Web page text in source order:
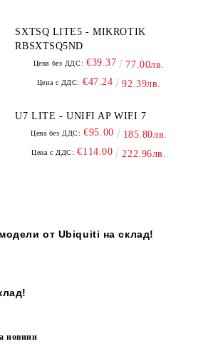
SXTSQ LITE5 - MIKROTIK
RBSXTSQ5ND
Цена без ДДС: €39.37 77.00лв.
Цена с ДДС: €47.24 92.39лв.
U7 LITE - UNIFI AP WIFI 7
Цена без ДДС: €95.00 185.80лв.
Цена с ДДС: €114.00 222.96лв.
модели от Ubiquiti на склад!
новини